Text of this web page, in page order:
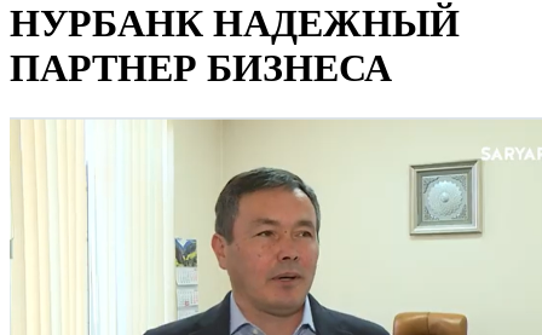
НУРБАНК НАДЕЖНЫЙ
ПАРТНЕР БИЗНЕСА